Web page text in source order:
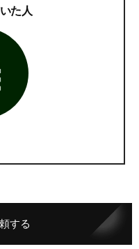
た人
する